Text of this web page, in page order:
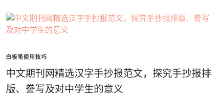
白板笔使用技巧
中文期刊网精选汉字手抄报范文，探究手抄报排
版、誊写及对中学生的意义